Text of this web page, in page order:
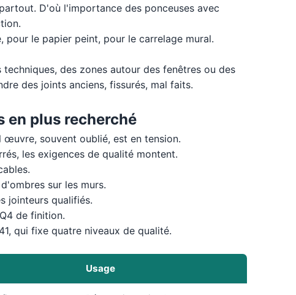
D'où l'importance des ponceuses avec
pour le papier peint, pour le carrelage mural.
des zones autour des fenêtres ou des
des joints anciens, fissurés, mal faits.
en plus recherché
œuvre, souvent oublié, est en tension.
les exigences de qualité montent.
sur les murs.
jointeurs qualifiés.
de finition.
qui fixe quatre niveaux de qualité.
Usage